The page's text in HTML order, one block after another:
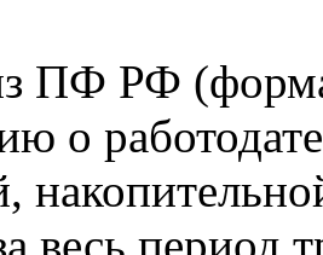
ПФ РФ
о
весь период